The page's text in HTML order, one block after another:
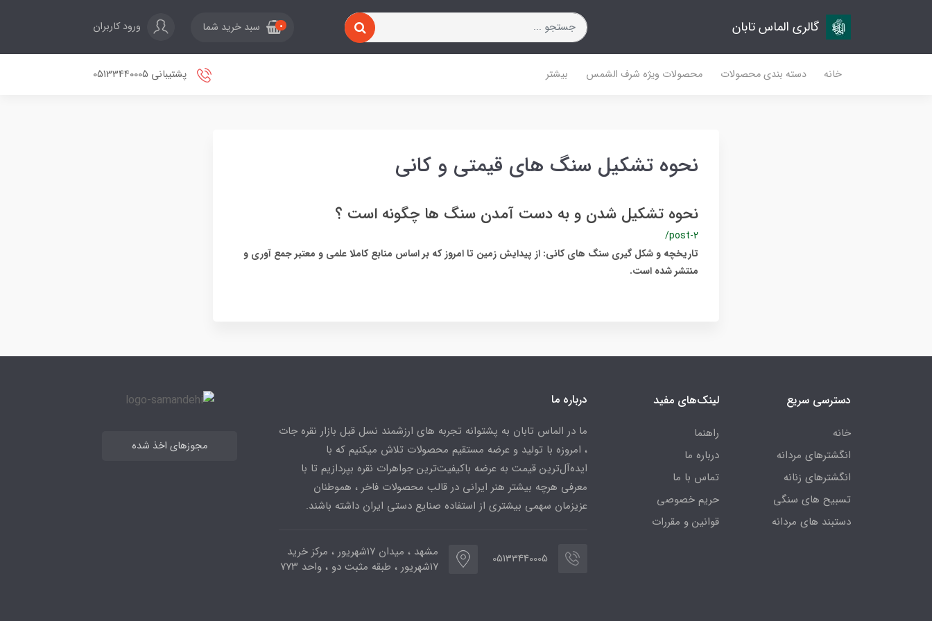
گالری الماس تابان 0 سبد خرید شما ورود کاربران
خانه دسته بندی محصولات محصولات ویژه شرف الشمس بیشتر پشتیبانی 05133440005
نحوه تشکیل سنگ های قیمتی و کانی
نحوه تشکیل شدن و به دست آمدن سنگ ها چگونه است ؟
/post-2
تاریخچه و شکل گیری سنگ های کانی: از پیدایش زمین تا امروز که بر اساس منابع کاملا علمی و معتبر جمع آوری و
منتشر شده است.
دسترسی سریع
خانه
انگشترهای مردانه
انگشترهای زنانه
تسبیح های سنگی
دستبند های مردانه
لینک‌های مفید
راهنما
درباره ما
تماس با ما
حریم خصوصی
قوانین و مقررات
درباره ما
ما در الماس تابان به پشتوانه تجربه های ارزشمند نسل قبل بازار نقره جات
، امروزه با تولید و عرضه مستقیم محصولات تلاش میکنیم که با
ایده‌آل‌ترین قیمت به عرضه باکیفیت‌ترین جواهرات نقره بپردازیم تا با
معرفی هرچه بیشتر هنر ایرانی در قالب محصولات فاخر ، هموطنان
عزیزمان سهمی بیشتری از استفاده صنایع دستی ایران داشته باشند.
05133440005
مشهد ، میدان ۱۷شهریور ، مرکز خرید
۱۷شهریور ، طبقه مثبت دو ، واحد ۷۷۳
مجوزهای اخذ شده